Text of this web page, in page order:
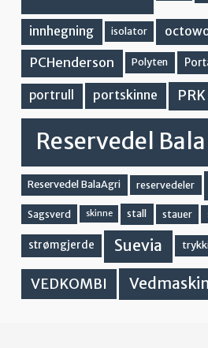
innhegning isolator
PCHenderson Polyten
portrull portskinne PRK
Reservedel
Reservedel BalaAgri reservedeler
Sagsverd skinne stall stauer
strømgjerde Suevia
VEDKOMBI Vedmaskin